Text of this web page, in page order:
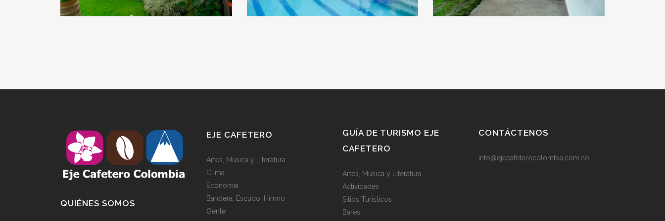
QUIÉNES SOMOS
EJE CAFETERO
Artes, Música y Literatura
Clima
Economía
Bandera, Escudo, Himno
Gente
GUÍA DE TURISMO EJE
CAFETERO
Artes, Música y Literatura
Actividades
Sitios Turísticos
Bares
CONTÁCTENOS
info@ejecafeterocolombia.com.co